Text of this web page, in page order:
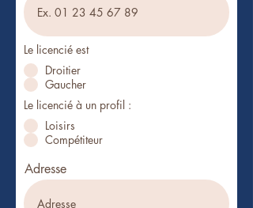
Le licencié est
Droitier
Gaucher
Le licencié à un profil :
Loisirs
Compétiteur
Adresse